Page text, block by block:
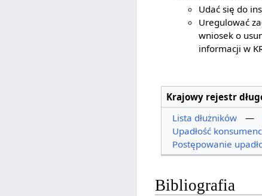
Udać się do
Uregulować
wniosek o
informacji w
Krajowy rejestr
Lista dłużników
—
Upadłość
Postępowanie
Bibliografia